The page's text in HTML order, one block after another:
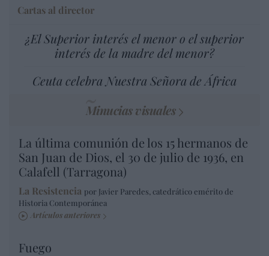
Cartas al director
¿El Superior interés el menor o el superior
interés de la madre del menor?
Ceuta celebra Nuestra Señora de África
Minucias visuales
La última comunión de los 15 hermanos de
San Juan de Dios, el 30 de julio de 1936, en
Calafell (Tarragona)
La Resistencia por Javier Paredes, catedrático emérito de
Historia Contemporánea
Artículos anteriores
Fuego